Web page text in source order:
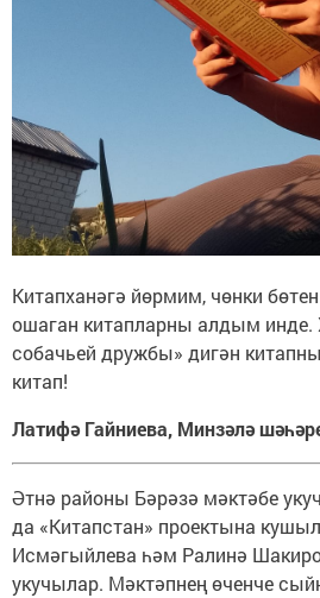
Китапханәгә йөрмим, чөнки
ошаган китапларны алдым инде.
собачьей дружбы» дигән
китап!
Латифә Гайниева, Минзәлә
Әтнә районы Бәрәзә мәктәбе
да «Китапстан» проектына
Исмәгыйлева һәм Ралинә
укучылар. Мәктәпнең өченче